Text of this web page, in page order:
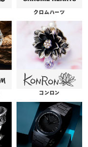
クロムハーツ
コンロン